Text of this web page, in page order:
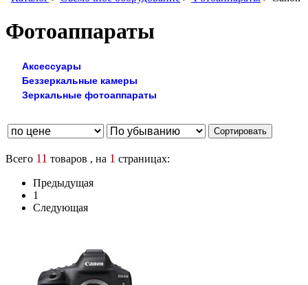
Фотоаппараты
Аксессуары
Беззеркальные камеры
Зеркальные фотоаппараты
Всего 11 товаров , на 1 страницах:
Предыдущая
1
Следующая